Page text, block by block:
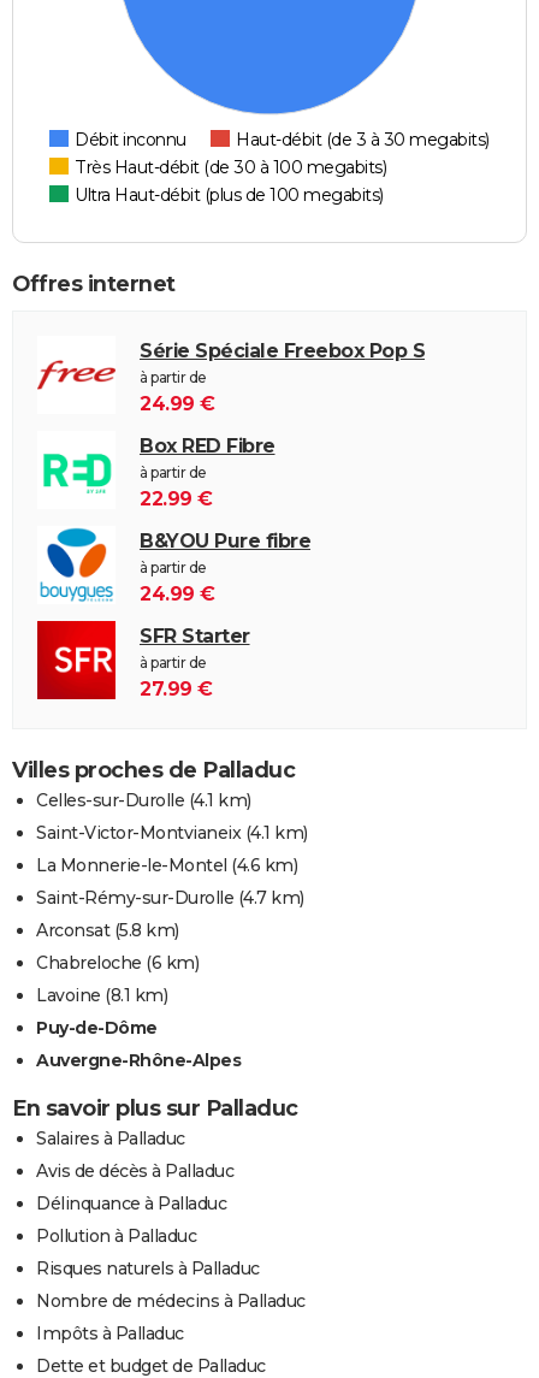
Débit inconnu
Haut-débit (de 3 à 30 megabits)
Très Haut-débit (de 30 à 100 megabits)
Ultra Haut-débit (plus de 100 megabits)
Offres internet
Série Spéciale Freebox Pop S
à partir de
24.99 €
Box RED Fibre
à partir de
22.99 €
B&YOU Pure fibre
à partir de
24.99 €
SFR Starter
à partir de
27.99 €
Villes proches de Palladuc
Celles-sur-Durolle (4.1 km)
Saint-Victor-Montvianeix (4.1 km)
La Monnerie-le-Montel (4.6 km)
Saint-Rémy-sur-Durolle (4.7 km)
Arconsat(5.8 km)
Chabreloche (6 km)
Lavoine (8.1 km)
Puy-de-Dôme
Auvergne-Rhône-Alpes
En savoir plus sur Palladuc
Salaires à Palladuc
Avis de décès à Palladuc
Délinquance à Palladuc
Pollution à Palladuc
Risques naturels à Palladuc
Nombre de médecins à Palladuc
Impôts à Palladuc
Dette et budget de Palladuc